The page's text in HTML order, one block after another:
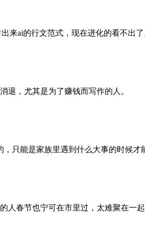
来ai的行文范式，现在进化的看不出了
退，尤其是为了赚钱而写作的人。
只能是家族里遇到什么大事的时候才
人春节也宁可在市里过，太难聚在一起